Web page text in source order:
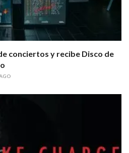
conciertos y recibe Disco de